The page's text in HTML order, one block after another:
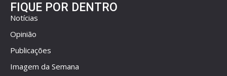
FIQUE POR DENTRO
Notícias
Opinião
Publicações
Imagem da Semana